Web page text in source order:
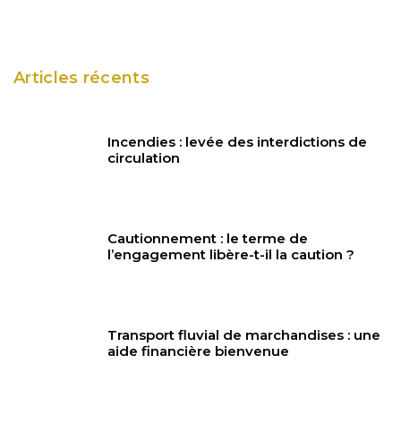
Articles récents
Incendies : levée des interdictions de
circulation
Cautionnement : le terme de
l’engagement libère-t-il la caution ?
Transport fluvial de marchandises : une
aide financière bienvenue